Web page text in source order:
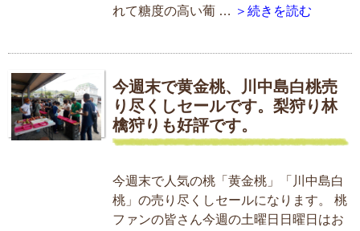
れて糖度の高い葡 … ＞続きを読む
今週末で黄金桃、川中島白桃売
り尽くしセールです。梨狩り林
檎狩りも好評です。
今週末で人気の桃「黄金桃」「川中島白
桃」の売り尽くしセールになります。 桃
ファンの皆さん今週の土曜日日曜日はお